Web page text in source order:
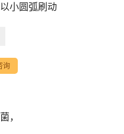
小圆弧刷动
询
，